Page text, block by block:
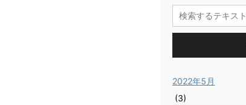
2022年5月
(3)